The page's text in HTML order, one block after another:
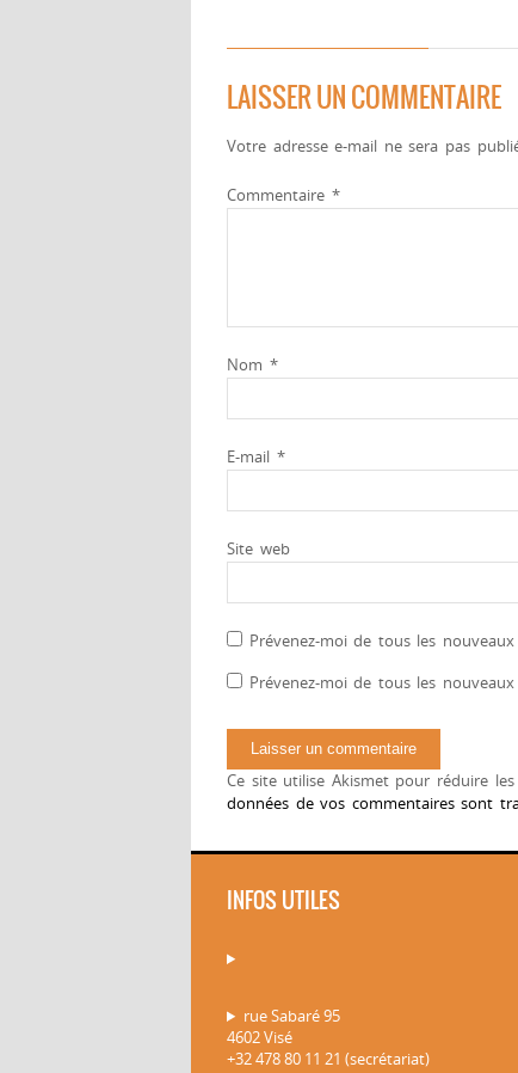
LAISSER UN COMMENTAIRE
Votre adresse e-mail ne sera pas
Commentaire *
Nom *
E-mail *
Site web
Prévenez-moi de tous les
Prévenez-moi de tous les
Ce site utilise Akismet pour réduire les
données de vos commentaires sont
INFOS UTILES
rue Sabaré 95
4602 Visé
+32 478 80 11 21 (secrétariat)